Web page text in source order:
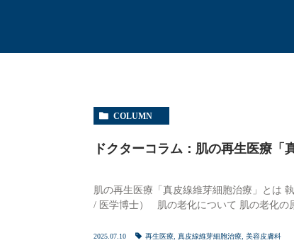
COLUMN
ドクターコラム：肌の再生医療「
肌の再生医療「真皮線維芽細胞治療」とは
/ 医学博士） 肌の老化について 肌の老化
2025.07.10 再生医療, 真皮線維芽細胞治療, 美容皮膚科